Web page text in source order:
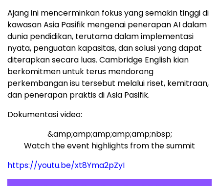
Ajang ini mencerminkan fokus yang semakin tinggi di
kawasan Asia Pasifik mengenai penerapan AI dalam
dunia pendidikan, terutama dalam implementasi
nyata, penguatan kapasitas, dan solusi yang dapat
diterapkan secara luas. Cambridge English kian
berkomitmen untuk terus mendorong
perkembangan isu tersebut melalui riset, kemitraan,
dan penerapan praktis di Asia Pasifik.
Dokumentasi video:
&amp;amp;amp;amp;amp;nbsp;
Watch the event highlights from the summit
https://youtu.be/xt8Yma2pZyI